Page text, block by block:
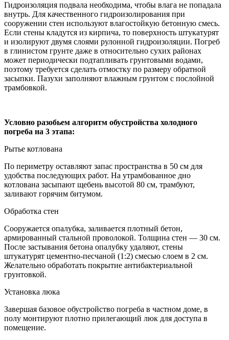
Гидроизоляция подвала необходима, чтобы влага не попадала
внутрь. Для качественного гидроизолирования при
сооружении стен используют влагостойкую бетонную смесь.
Если стены кладутся из кирпича, то поверхность штукатурят
и изолируют двумя слоями рулонной гидроизоляции. Погреб
в глинистом грунте даже в относительно сухих районах
может периодически подтапливать грунтовыми водами,
поэтому требуется сделать отмостку по размеру обратной
засыпки. Пазухи заполняют влажным грунтом с послойной
трамбовкой.
Условно разобьем алгоритм обустройства холодного
погреба на 3 этапа:
Рытье котлована
По периметру оставляют запас пространства в 50 см для
удобства последующих работ. На утрамбованное дно
котлована засыпают щебень высотой 80 см, трамбуют,
заливают горячим битумом.
Обработка стен
Сооружается опалубка, заливается плотный бетон,
армированный стальной проволокой. Толщина стен — 30 см.
После застывания бетона опалубку удаляют, стены
штукатурят цементно-песчаной (1:2) смесью слоем в 2 см.
Желательно обработать покрытие антибактериальной
грунтовкой.
Установка люка
Завершая базовое обустройство погреба в частном доме, в
полу монтируют плотно прилегающий люк для доступа в
помещение.